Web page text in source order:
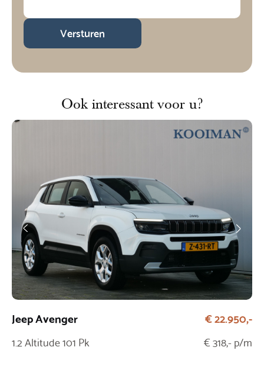
Versturen
Ook interessant voor u?
Jeep Avenger
1.2 Altitude 101 Pk
€ 22.950,-
€ 318,- p/m